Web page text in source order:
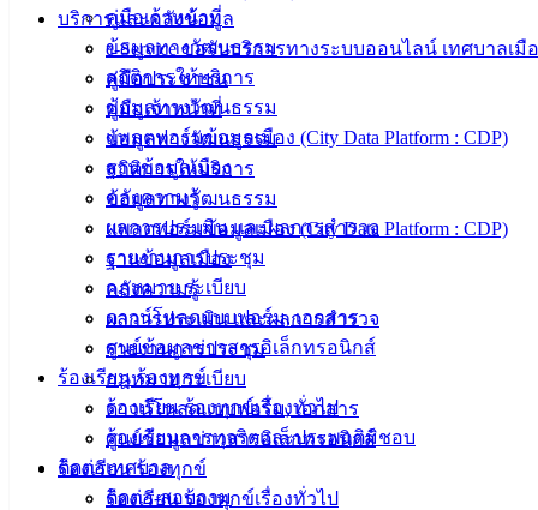
คู่มือเจ้าหน้าที่
ข้อมูลทางวัฒนธรรม
สถิติการให้บริการ
ข้อมูลทางวัฒนธรรม
แพลตฟอร์มข้อมูลเมือง (City Data Platform : CDP)
ฐานข้อมูลเมือง
คลังความรู้
ผลการประเมิน และผลการสำรวจ
รายงานการประชุม
กฎหมาย ระเบียบ
ดาวน์โหลดแบบฟอร์ม, เอกสาร
ศูนย์ข้อมูลข่าวสารอิเล็กทรอนิกส์
ร้องเรียน ร้องทุกข์
ร้องเรียน ร้องทุกข์เรื่องทั่วไป
ร้องเรียนการทุจริตและประพฤติมิชอบ
ติดต่อเทศบาล
ติดต่อ-สอบถาม
บริการและคลังข้อมูล
e-Service ขอรับบริการทางระบบออนไลน์ เทศบาลเมื
คู่มือประชาชน
คู่มือเจ้าหน้าที่
ข้อมูลทางวัฒนธรรม
สถิติการให้บริการ
ข้อมูลทางวัฒนธรรม
แพลตฟอร์มข้อมูลเมือง (City Data Platform : CDP)
ฐานข้อมูลเมือง
คลังความรู้
ผลการประเมิน และผลการสำรวจ
รายงานการประชุม
กฎหมาย ระเบียบ
ดาวน์โหลดแบบฟอร์ม, เอกสาร
ศูนย์ข้อมูลข่าวสารอิเล็กทรอนิกส์
ร้องเรียน ร้องทุกข์
ร้องเรียน ร้องทุกข์เรื่องทั่วไป